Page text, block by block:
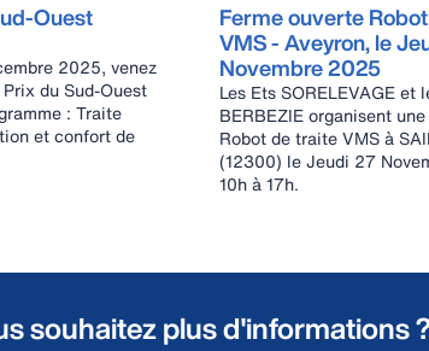
Ouest
2025, venez
du Sud-Ouest
et confort de
Ferme ouverte
VMS - Aveyron, le
Novembre 2025
Les Ets SORELEVAGE et
BERBEZIE organisent
Robot de traite VMS à
(12300) le Jeudi 27
10h à 17h.
souhaitez plus d'informations